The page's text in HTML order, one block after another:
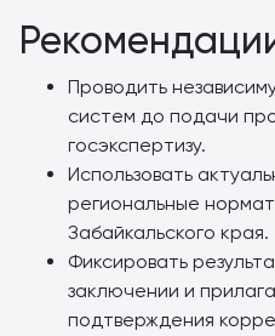
Проводить
систем до подачи
госэкспертизу.
Использовать
региональные
Забайкальского края.
Фиксировать
заключении и
подтверждения